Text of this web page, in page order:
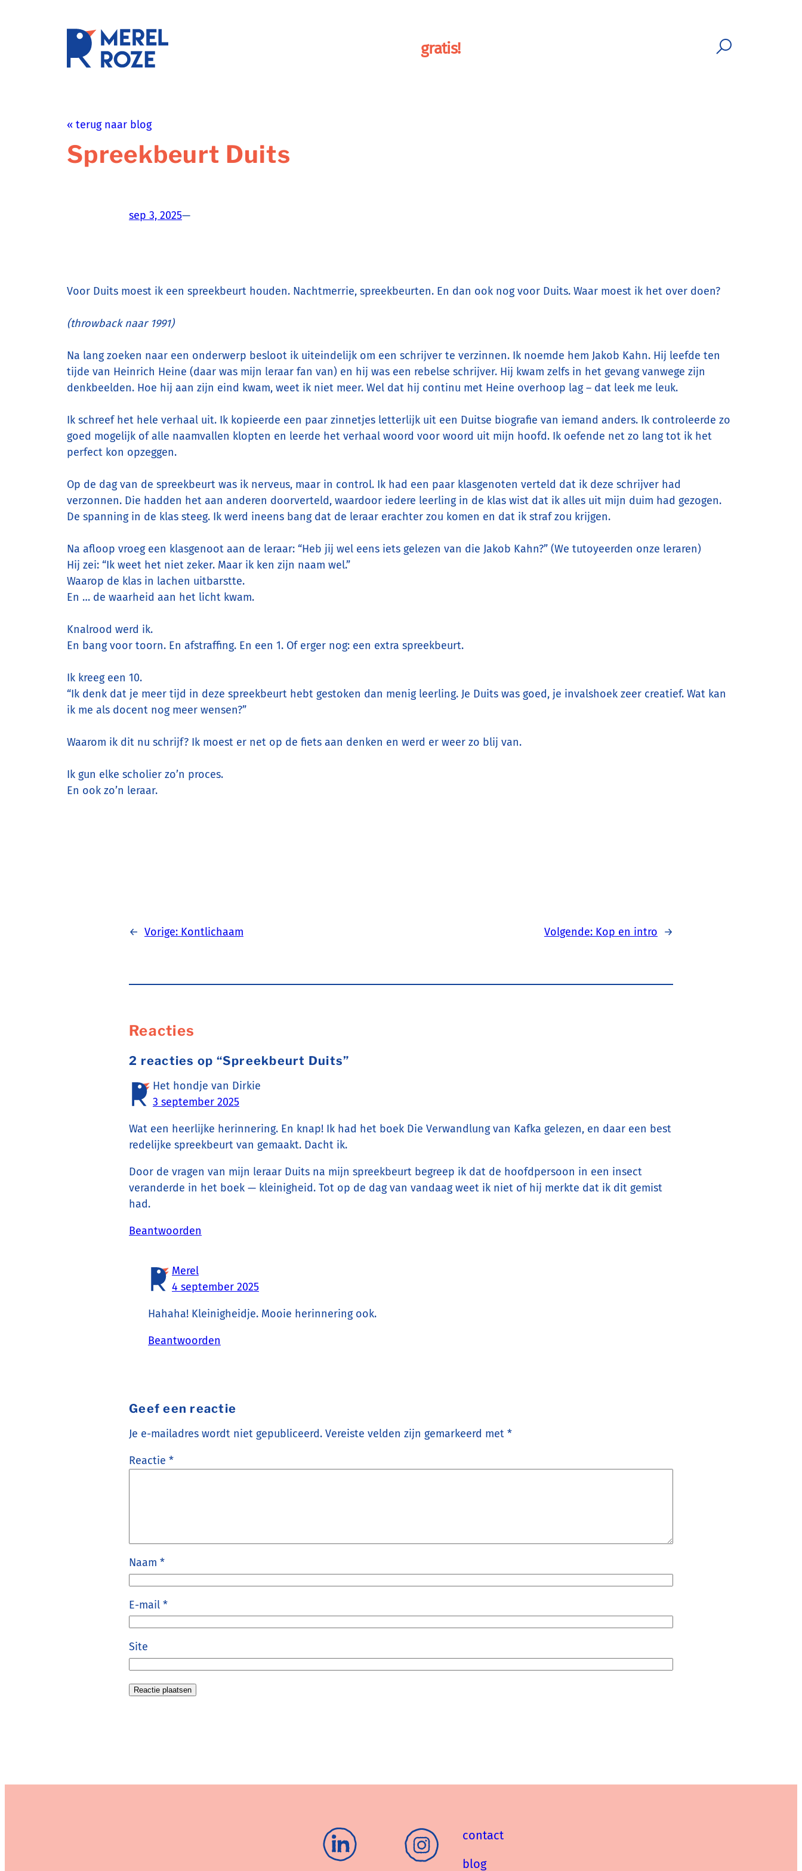
gratis!
« terug naar blog
Spreekbeurt Duits
sep 3, 2025—
Voor Duits moest ik een spreekbeurt houden. Nachtmerrie, spreekbeurten. En dan ook nog voor Duits. Waar moest ik het over doen?
(throwback naar 1991)
Na lang zoeken naar een onderwerp besloot ik uiteindelijk om een schrijver te verzinnen. Ik noemde hem Jakob Kahn. Hij leefde ten
tijde van Heinrich Heine (daar was mijn leraar fan van) en hij was een rebelse schrijver. Hij kwam zelfs in het gevang vanwege zijn
denkbeelden. Hoe hij aan zijn eind kwam, weet ik niet meer. Wel dat hij continu met Heine overhoop lag – dat leek me leuk.
Ik schreef het hele verhaal uit. Ik kopieerde een paar zinnetjes letterlijk uit een Duitse biografie van iemand anders. Ik controleerde zo
goed mogelijk of alle naamvallen klopten en leerde het verhaal woord voor woord uit mijn hoofd. Ik oefende net zo lang tot ik het
perfect kon opzeggen.
Op de dag van de spreekbeurt was ik nerveus, maar in control. Ik had een paar klasgenoten verteld dat ik deze schrijver had
verzonnen. Die hadden het aan anderen doorverteld, waardoor iedere leerling in de klas wist dat ik alles uit mijn duim had gezogen.
De spanning in de klas steeg. Ik werd ineens bang dat de leraar erachter zou komen en dat ik straf zou krijgen.
Na afloop vroeg een klasgenoot aan de leraar: “Heb jij wel eens iets gelezen van die Jakob Kahn?” (We tutoyeerden onze leraren)
Hij zei: “Ik weet het niet zeker. Maar ik ken zijn naam wel.”
Waarop de klas in lachen uitbarstte.
En … de waarheid aan het licht kwam.
Knalrood werd ik.
En bang voor toorn. En afstraffing. En een 1. Of erger nog: een extra spreekbeurt.
Ik kreeg een 10.
“Ik denk dat je meer tijd in deze spreekbeurt hebt gestoken dan menig leerling. Je Duits was goed, je invalshoek zeer creatief. Wat kan
ik me als docent nog meer wensen?”
Waarom ik dit nu schrijf? Ik moest er net op de fiets aan denken en werd er weer zo blij van.
Ik gun elke scholier zo’n proces.
En ook zo’n leraar.
← Vorige: Kontlichaam Volgende: Kop en intro →
Reacties
2 reacties op “Spreekbeurt Duits”
Het hondje van Dirkie
3 september 2025
Wat een heerlijke herinnering. En knap! Ik had het boek Die Verwandlung van Kafka gelezen, en daar een best
redelijke spreekbeurt van gemaakt. Dacht ik.
Door de vragen van mijn leraar Duits na mijn spreekbeurt begreep ik dat de hoofdpersoon in een insect
veranderde in het boek — kleinigheid. Tot op de dag van vandaag weet ik niet of hij merkte dat ik dit gemist
had.
Beantwoorden
Merel
4 september 2025
Hahaha! Kleinigheidje. Mooie herinnering ook.
Beantwoorden
Geef een reactie
Je e-mailadres wordt niet gepubliceerd. Vereiste velden zijn gemarkeerd met *
Reactie *
Naam *
E-mail *
Site
contact
blog